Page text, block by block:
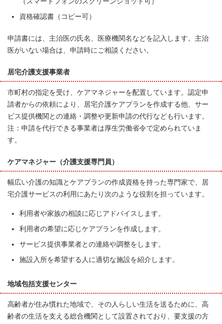
資格確認書（コピー可）
申請書には、主治医の氏名、医療機関名などを記入します。主治
医がいない場合は、申請時にご相談ください。
居宅介護支援事業者
市町村の指定を受け、ケアマネジャーを配置しています。認定申
請者からの依頼により、居宅介護ケアプランを作成する他、サー
ビス提供機関との連絡・調整や更新申請の代行なども行います。
注：申請を代行できる事業者は厚生労働省令で定められていま
す。
ケアマネジャー（介護支援専門員）
幅広い介護の知識とケアプランの作成資格を持った専門家で、居
宅介護サービスの利用にあたり次のような役割を担っています。
利用者や家族の相談に応じアドバイスします。
利用者の希望に応じケアプランを作成します。
サービス提供事業者との連絡や調整をします。
施設入所を希望する人に適切な施設を紹介します。
地域包括支援センター
高齢者が住み慣れた地域で、その人らしい生活を送るために、高
齢者の生活を支える総合機関として設置されており、要支援の方